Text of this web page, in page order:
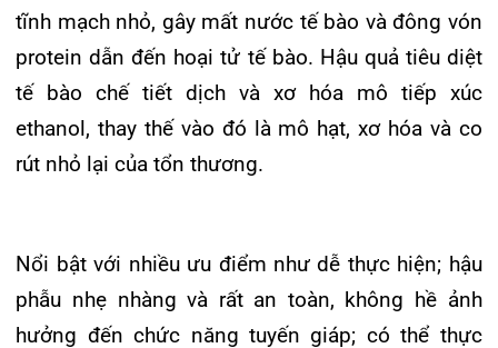
hưởng đến chức năng tuyến giáp; có thể thực
hiện nhắc lại thủ thuật thì tại Bệnh viện đa khoa
quốc tế Hải Phòng, phương pháp tiêm cồn tuyệt
đối dưới hướng dẫn siêu âm đã được thực hiện
thường quy và đem lại hiệu quả điều trị cao cho
người bệnh. Từ khi triển khai thực hiện cho đến
bằng phương pháp này. Kết quả điều trị ghi nhận
đều rất khả quan, với nang đơn thuần cho hiệu
quả rất cao; nang nhỏ < 5ml cho tỉ lệ thành công
100% và nang lớn thì hiệu quả thấp hơn.